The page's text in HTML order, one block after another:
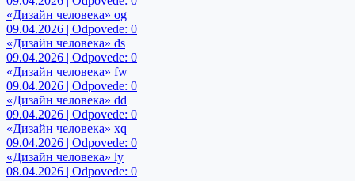
«Дизайн человека» og
09.04.2026 | Odpovede: 0
«Дизайн человека» ds
09.04.2026 | Odpovede: 0
«Дизайн человека» fw
09.04.2026 | Odpovede: 0
«Дизайн человека» dd
09.04.2026 | Odpovede: 0
«Дизайн человека» xq
09.04.2026 | Odpovede: 0
«Дизайн человека» ly
08.04.2026 | Odpovede: 0